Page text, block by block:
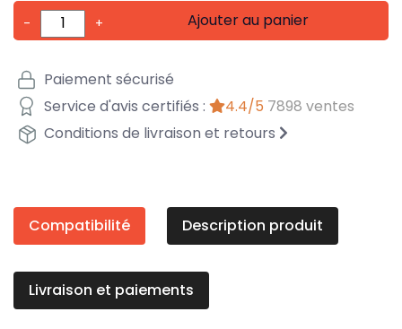
- + Ajouter au panier
Paiement sécurisé
Service d'avis certifiés :
4.4/5 7898 ventes
Conditions de livraison et retours
Compatibilité Description produit
Livraison et paiements